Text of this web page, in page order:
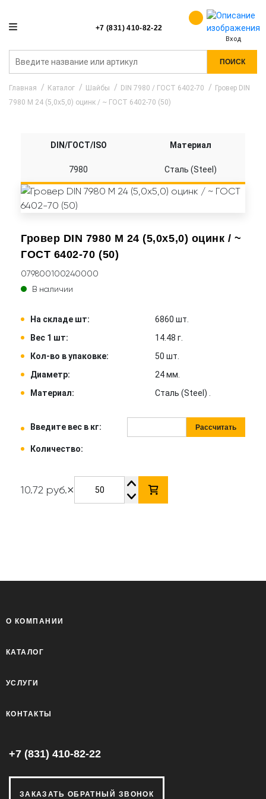
+7 (831) 410-82-22
Вход
ПОИСК
Главная Каталог Шайбы DIN 7980 / ГОСТ 6402-70
Гровер DIN
7980 M 24 (5,0x5,0) оцинк / ~ ГОСТ 6402-70 (50)
Гровер DIN 7980 M 24 (5,0x5,0) оцинк / ~
ГОСТ 6402-70 (50)
079800100240000
В наличии
На складе шт:
6860 шт.
Вес 1 шт:
14.48 г.
Кол-во в упаковке:
50 шт.
Диаметр:
24 мм.
Материал:
Сталь (Steel) .
Введите вес в кг: Рассчитать
Количество:
10.72 руб.×
DIN/ГОСТ/ISO Материал
7980 Сталь (Steel)
О КОМПАНИИ
КАТАЛОГ
УСЛУГИ
КОНТАКТЫ
+7 (831) 410-82-22
ЗАКАЗАТЬ ОБРАТНЫЙ ЗВОНОК